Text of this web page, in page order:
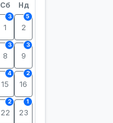
Сб Нд
1
3
2
5
8
3
9
3
15
4
16
2
22
2
23
1